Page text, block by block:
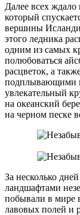
Далее всех
который
вершины
этого ледника
одним из самых
полюбоваться
расцветок, а
подплывающими
увлекательный
на океанский
на черном песке
За несколько
ландшафтами
побывали в мире
лавовых полей и